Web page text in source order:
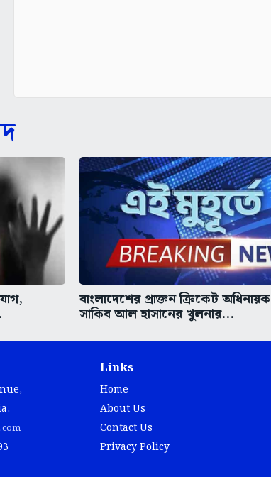
বাংলাদেশের প্রাক্তন ক্রিকেট অধিনায়ক
সাকিব আল হাসানের খুলনার...
Links
Home
About Us
Contact Us
Privacy Policy